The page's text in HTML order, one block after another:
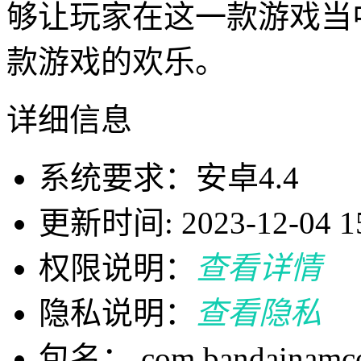
够让玩家在这一款游戏
款游戏的欢乐。
详细信息
系统要求：安卓4.4
更新时间: 2023-12-04
权限说明：
查看详情
隐私说明：
查看隐私